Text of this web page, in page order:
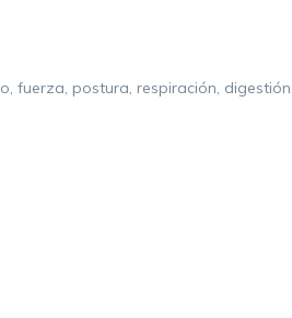
fuerza, postura, respiración,